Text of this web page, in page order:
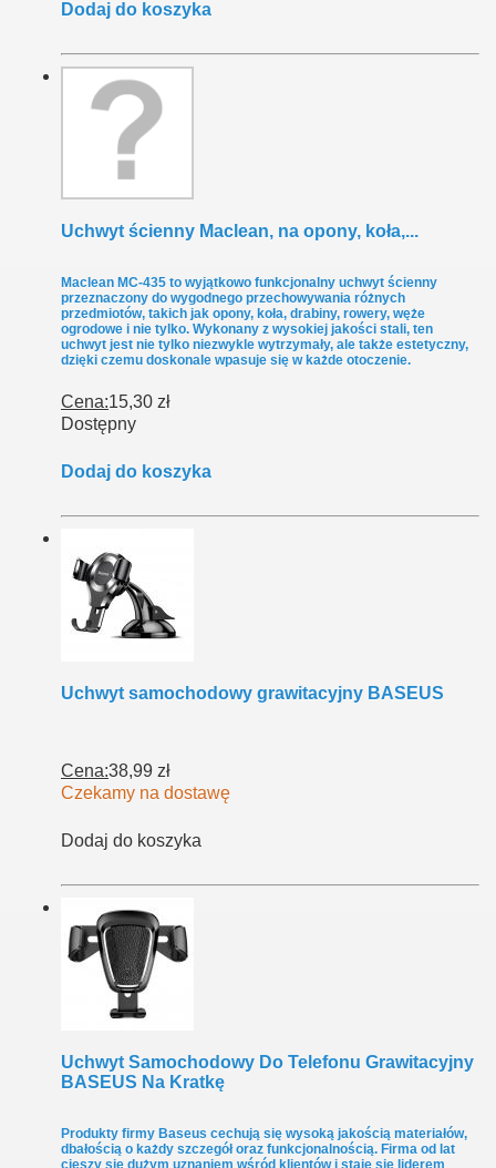
Dodaj do koszyka
Uchwyt ścienny Maclean, na opony, koła,...
Maclean MC-435 to wyjątkowo funkcjonalny uchwyt ścienny
przeznaczony do wygodnego przechowywania różnych
przedmiotów, takich jak opony, koła, drabiny, rowery, węże
ogrodowe i nie tylko. Wykonany z wysokiej jakości stali, ten
uchwyt jest nie tylko niezwykle wytrzymały, ale także estetyczny,
dzięki czemu doskonale wpasuje się w każde otoczenie.
Cena:15,30 zł
Dostępny
Dodaj do koszyka
Uchwyt samochodowy grawitacyjny BASEUS
Cena:38,99 zł
Czekamy na dostawę
Dodaj do koszyka
Uchwyt Samochodowy Do Telefonu Grawitacyjny
BASEUS Na Kratkę
Produkty firmy Baseus cechują się wysoką jakością materiałów,
dbałością o każdy szczegół oraz funkcjonalnością. Firma od lat
cieszy się dużym uznaniem wśród klientów i staje się liderem